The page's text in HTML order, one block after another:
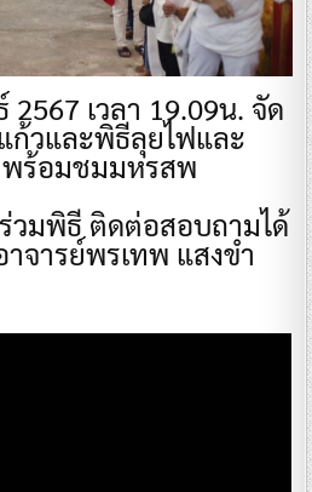
เวลา 19.09น. จัด
ก้วและพิธีลุยไฟและ
พร้อมชมมหรสพ
วมพิธี ติดต่อสอบถามได้
จารย์พรเทพ แสงขำ